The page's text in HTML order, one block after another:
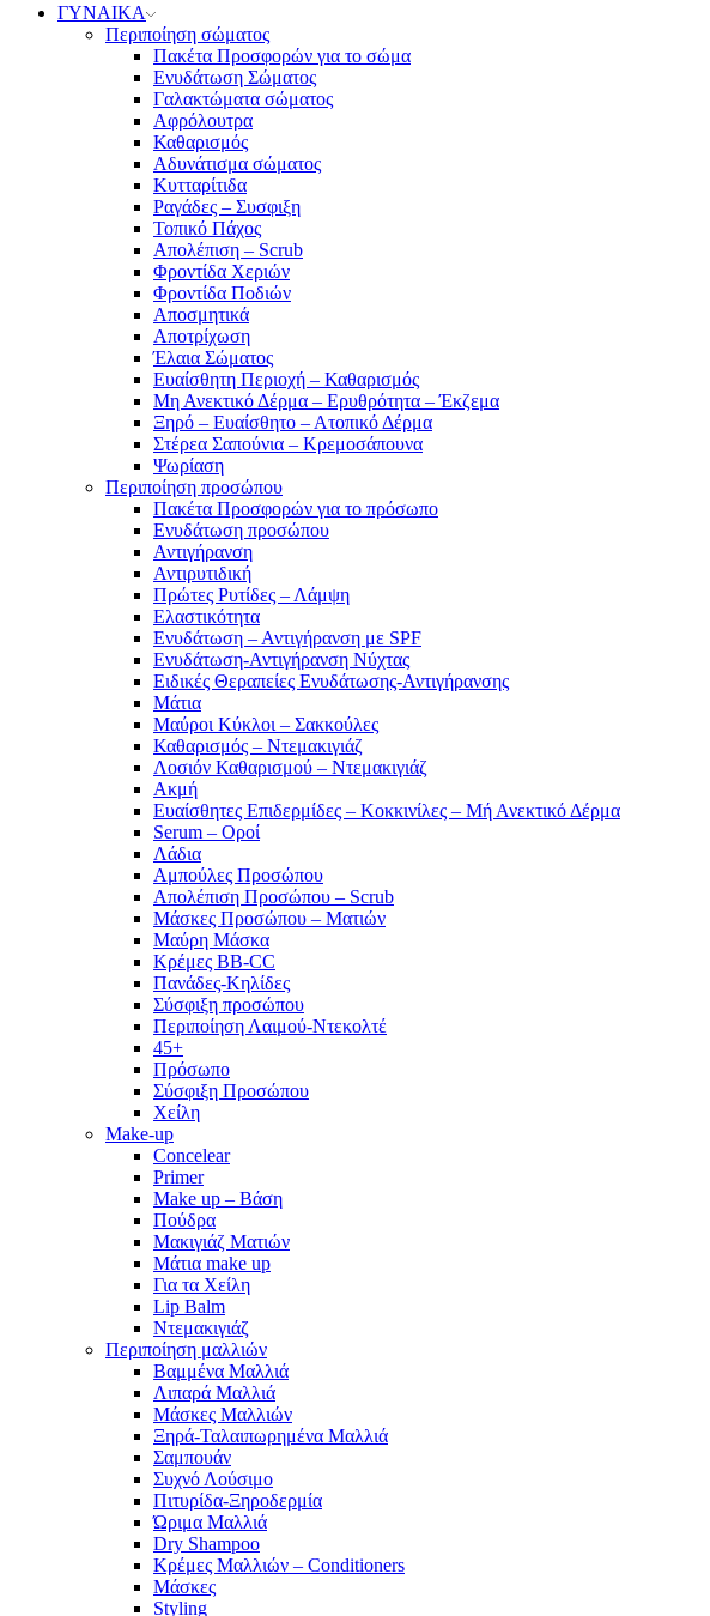
ΓΥΝΑΙΚΑ
Περιποίηση σώματος
Πακέτα Προσφορών για το σώμα
Ενυδάτωση Σώματος
Γαλακτώματα σώματος
Αφρόλουτρα
Καθαρισμός
Αδυνάτισμα σώματος
Κυτταρίτιδα
Ραγάδες – Συσφιξη
Τοπικό Πάχος
Απολέπιση – Scrub
Φροντίδα Χεριών
Φροντίδα Ποδιών
Αποσμητικά
Αποτρίχωση
Έλαια Σώματος
Ευαίσθητη Περιοχή – Καθαρισμός
Μη Ανεκτικό Δέρμα – Ερυθρότητα – Έκζεμα
Ξηρό – Ευαίσθητο – Ατοπικό Δέρμα
Στέρεα Σαπούνια – Κρεμοσάπουνα
Ψωρίαση
Περιποίηση προσώπου
Πακέτα Προσφορών για το πρόσωπο
Ενυδάτωση προσώπου
Αντιγήρανση
Αντιρυτιδική
Πρώτες Ρυτίδες – Λάμψη
Ελαστικότητα
Ενυδάτωση – Αντιγήρανση με SPF
Ενυδάτωση-Αντιγήρανση Νύχτας
Ειδικές Θεραπείες Ενυδάτωσης-Αντιγήρανσης
Μάτια
Μαύροι Κύκλοι – Σακκούλες
Καθαρισμός – Ντεμακιγιάζ
Λοσιόν Καθαρισμού – Ντεμακιγιάζ
Ακμή
Ευαίσθητες Επιδερμίδες – Κοκκινίλες – Μή Ανεκτικό Δέρμα
Serum – Οροί
Λάδια
Αμπούλες Προσώπου
Απολέπιση Προσώπου – Scrub
Μάσκες Προσώπου – Ματιών
Μαύρη Μάσκα
Κρέμες BB-CC
Πανάδες-Κηλίδες
Σύσφιξη προσώπου
Περιποίηση Λαιμού-Ντεκολτέ
45+
Πρόσωπο
Σύσφιξη Προσώπου
Χείλη
Make-up
Concelear
Primer
Make up – Βάση
Πούδρα
Μακιγιάζ Ματιών
Μάτια make up
Για τα Χείλη
Lip Balm
Ντεμακιγιάζ
Περιποίηση μαλλιών
Βαμμένα Μαλλιά
Λιπαρά Μαλλιά
Μάσκες Μαλλιών
Ξηρά-Ταλαιπωρημένα Μαλλιά
Σαμπουάν
Συχνό Λούσιμο
Πιτυρίδα-Ξηροδερμία
Ώριμα Μαλλιά
Dry Shampoo
Κρέμες Μαλλιών – Conditioners
Μάσκες
Styling